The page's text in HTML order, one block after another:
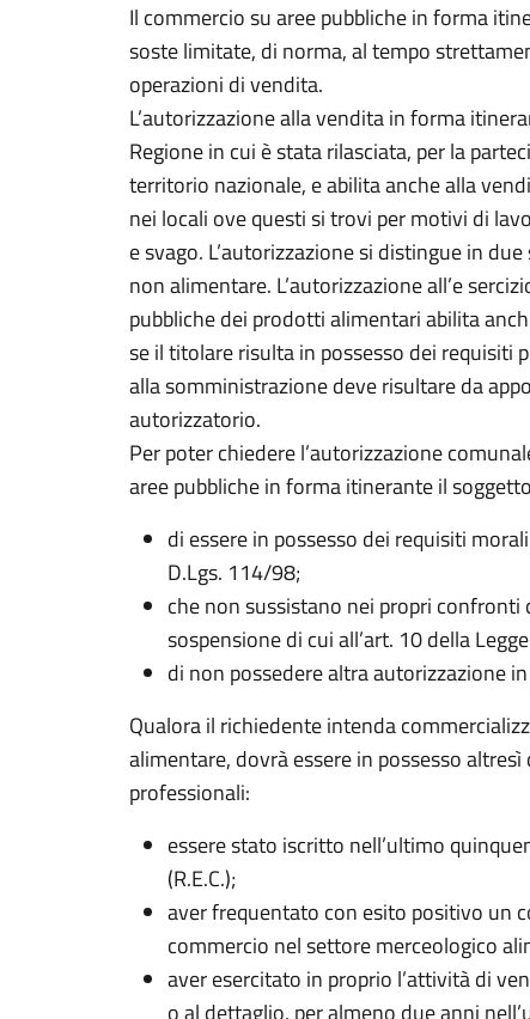
Il commercio su aree pubbliche in forma
soste limitate, di norma, al tempo
operazioni di vendita.
L’autorizzazione alla vendita in forma
Regione in cui è stata rilasciata, per la
territorio nazionale, e abilita anche alla
nei locali ove questi si trovi per motivi di
e svago. L’autorizzazione si distingue in
non alimentare. L’autorizzazione all’e
pubbliche dei prodotti alimentari abilita
se il titolare risulta in possesso dei requisiti
alla somministrazione deve risultare da
autorizzatorio.
Per poter chiedere l’autorizzazione
aree pubbliche in forma itinerante il
di essere in possesso dei requisiti
D.Lgs. 114/98;
che non sussistano nei propri confronti
sospensione di cui all’art. 10 della
di non possedere altra autorizzazione
Qualora il richiedente intenda
alimentare, dovrà essere in possesso
professionali:
essere stato iscritto nell’ultimo
(R.E.C.);
aver frequentato con esito positivo un
commercio nel settore merceologico
aver esercitato in proprio l’attività di
o al dettaglio, per almeno due anni